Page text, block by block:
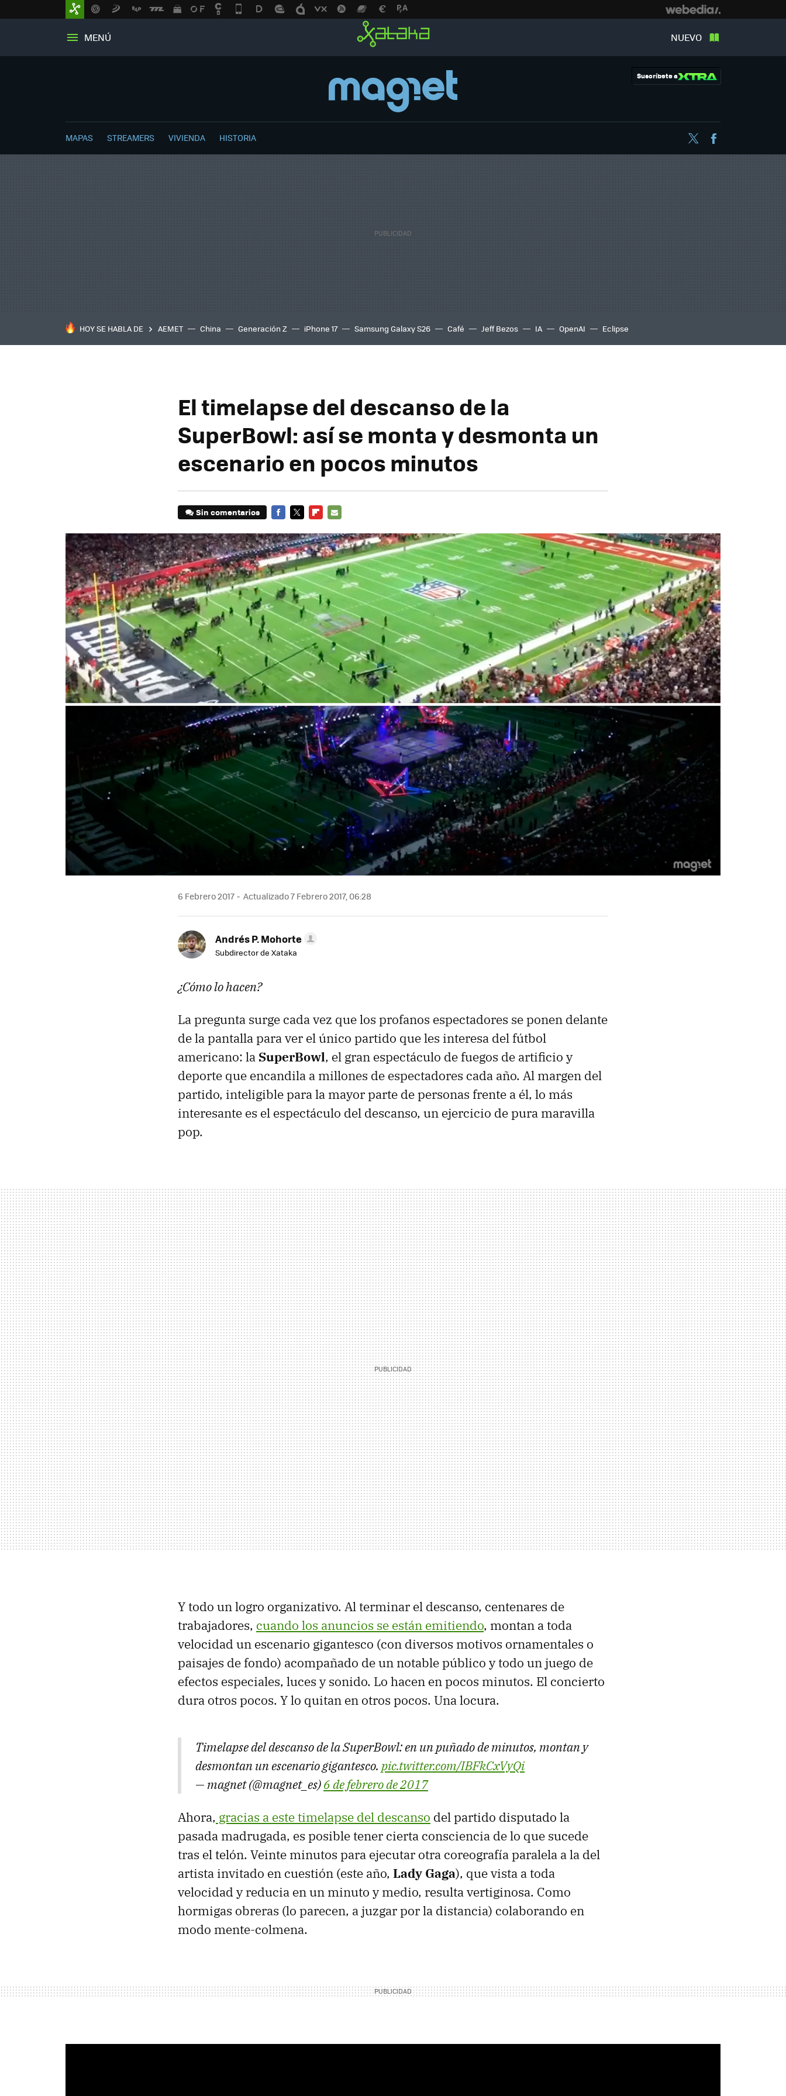
MENÚ NUEVO
Suscríbete a
MAPAS STREAMERS VIVIENDA HISTORIA Twitter
HOY SE HABLA DE AEMET China Generación Z iPhone 17 Samsung Galaxy S26 Café Jeff Bezos IA OpenAI Eclipse
El timelapse del descanso de la
SuperBowl: así se monta y desmonta un
escenario en pocos minutos
Sin comentarios
MAIL
6 Febrero 2017 Actualizado 7 Febrero 2017, 06:28
Andrés P. Mohorte
Subdirector de Xataka
¿Cómo lo hacen?
La pregunta surge cada vez que los profanos espectadores se ponen delante
de la pantalla para ver el único partido que les interesa del fútbol
americano: la SuperBowl, el gran espectáculo de fuegos de artificio y
deporte que encandila a millones de espectadores cada año. Al margen del
partido, inteligible para la mayor parte de personas frente a él, lo más
interesante es el espectáculo del descanso, un ejercicio de pura maravilla
pop.
Y todo un logro organizativo. Al terminar el descanso, centenares de
trabajadores, cuando los anuncios se están emitiendo, montan a toda
velocidad un escenario gigantesco (con diversos motivos ornamentales o
paisajes de fondo) acompañado de un notable público y todo un juego de
efectos especiales, luces y sonido. Lo hacen en pocos minutos. El concierto
dura otros pocos. Y lo quitan en otros pocos. Una locura.
Timelapse del descanso de la SuperBowl: en un puñado de minutos, montan y
desmontan un escenario gigantesco. pic.twitter.com/IBFkCxVyQi
— magnet (@magnet_es)6 de febrero de 2017
Ahora, gracias a este timelapse del descanso del partido disputado la
pasada madrugada, es posible tener cierta consciencia de lo que sucede
tras el telón. Veinte minutos para ejecutar otra coreografía paralela a la del
artista invitado en cuestión (este año, Lady Gaga), que vista a toda
velocidad y reducia en un minuto y medio, resulta vertiginosa. Como
hormigas obreras (lo parecen, a juzgar por la distancia) colaborando en
modo mente-colmena.